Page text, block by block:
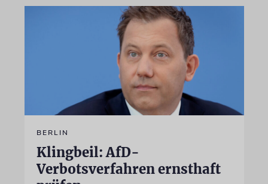
BERLIN
Klingbeil: AfD-
Verbotsverfahren ernsthaft